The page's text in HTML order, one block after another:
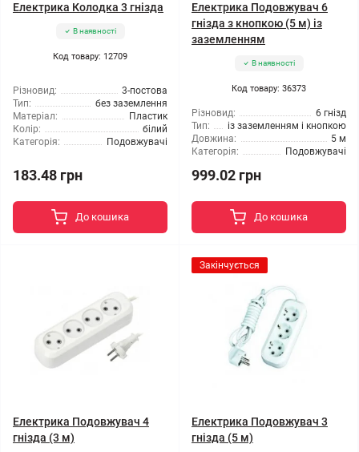
Електрика Колодка 3 гнізда
В наявності
Код товару: 12709
Різновид:
3-постова
Тип:
без заземлення
Матеріал:
Пластик
Колір:
білий
Категорія:
Подовжувачі
183.48 грн
До кошика
Електрика Подовжувач 6
гнізда з кнопкою (5 м) із
заземленням
В наявності
Код товару: 36373
Різновид:
6 гнізд
Тип:
із заземленням і кнопкою
Довжина:
5 м
Категорія:
Подовжувачі
999.02 грн
До кошика
Електрика Подовжувач 4
гнізда (3 м)
Закінчується
Електрика Подовжувач 3
гнізда (5 м)